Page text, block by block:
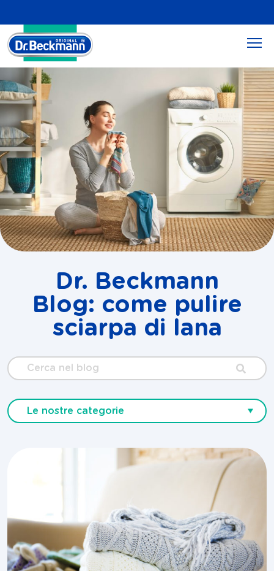
Dr. Beckmann
Blog: come pulire
sciarpa di lana
Cerca
nel
Le nostre categorie